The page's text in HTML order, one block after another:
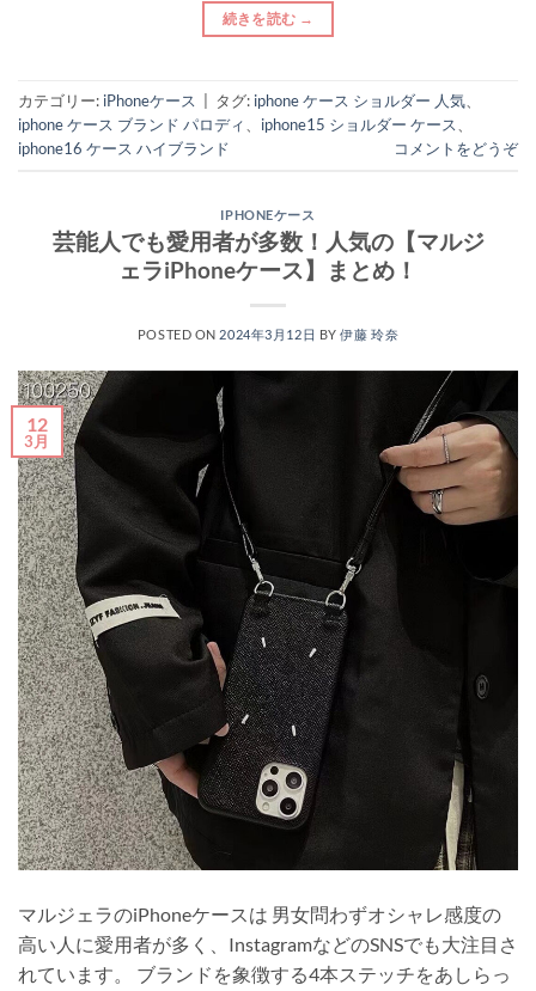
続きを読む →
カテゴリー: iPhoneケース タグ: iphone ケース ショルダー 人気
iphone ケース ブランド パロディ
iphone15 ショルダー ケース
iphone16 ケース ハイブランド
コメントをどうぞ
IPHONEケース
芸能人でも愛用者が多数！人気の【マルジ
ェラiPhoneケース】まとめ！
POSTED ON 2024年3月12日 BY伊藤 玲奈
12
3月
マルジェラのiPhoneケースは 男女問わずオシャレ感度の
高い人に愛用者が多く、InstagramなどのSNSでも大注目さ
れています。 ブランドを象徴する4本ステッチをあしらっ